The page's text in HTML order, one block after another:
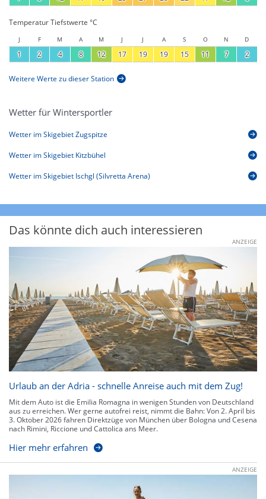
Temperatur Tiefstwerte °C
J F M A M J J A S O N D
1 2 4 8 12 17 19 19 15 11 7 2
Weitere Werte zu dieser Station
Wetter für Wintersportler
Wetter im Skigebiet Zugspitze
Wetter im Skigebiet Kitzbühel
Wetter im Skigebiet Ischgl (Silvretta Arena)
Das könnte dich auch interessieren
ANZEIGE
Urlaub an der Adria - schnelle Anreise auch mit dem Zug!
Mit dem Auto ist die Emilia Romagna in wenigen Stunden von Deutschland
aus zu erreichen. Wer gerne autofrei reist, nimmt die Bahn: Von 2. April bis
3. Oktober 2026 fahren Direktzüge von München über Bologna und Cesena
nach Rimini, Riccione und Cattolica ans Meer.
Hier mehr erfahren
ANZEIGE